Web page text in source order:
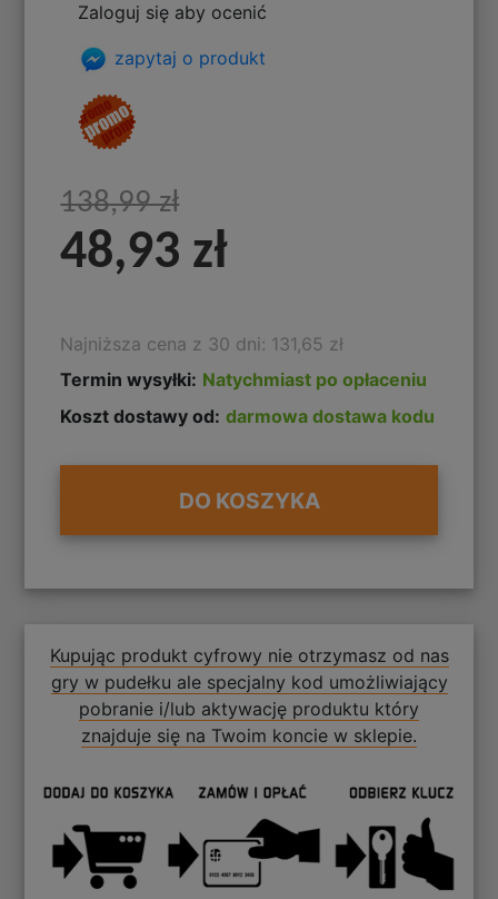
Zaloguj się aby ocenić
zapytaj o produkt
138,99 zł
48,93 zł
Najniższa cena z 30 dni: 131,65 zł
Termin wysyłki: Natychmiast po opłaceniu
Koszt dostawy od: darmowa dostawa kodu
DO KOSZYKA
Kupując produkt cyfrowy nie otrzymasz od nas
gry w pudełku ale specjalny kod umożliwiający
pobranie i/lub aktywację produktu który
znajduje się na Twoim koncie w sklepie.